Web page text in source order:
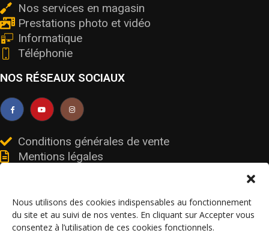
Nous utilisons des cookies indispensables au fonctionnement
du site et au suivi de nos ventes. En cliquant sur Accepter vous
consentez à l’utilisation de ces cookies fonctionnels.
Nos services en magasin
Prestations photo et vidéo
Informatique
Téléphonie
NOS RÉSEAUX SOCIAUX
Conditions générales de vente
Mentions légales